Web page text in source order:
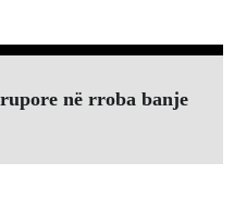
në rroba banje